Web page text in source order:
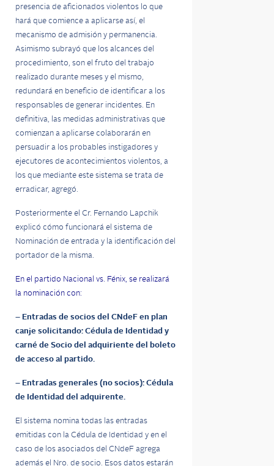
presencia de aficionados violentos lo que
hará que comience a aplicarse así, el
mecanismo de admisión y permanencia.
Asimismo subrayó que los alcances del
procedimiento, son el fruto del trabajo
realizado durante meses y el mismo,
redundará en beneficio de identificar a los
responsables de generar incidentes. En
definitiva, las medidas administrativas que
comienzan a aplicarse colaborarán en
persuadir a los probables instigadores y
ejecutores de acontecimientos violentos, a
los que mediante este sistema se trata de
erradicar, agregó.
Posteriormente el Cr. Fernando Lapchik
explicó cómo funcionará el sistema de
Nominación de entrada y la identificación del
portador de la misma.
En el partido Nacional vs. Fénix, se realizará
la nominación con:
– Entradas de socios del CNdeF en plan
canje solicitando: Cédula de Identidad y
carné de Socio del adquiriente del boleto
de acceso al partido.
– Entradas generales (no socios): Cédula
de Identidad del adquirente.
El sistema nomina todas las entradas
emitidas con la Cédula de Identidad y en el
caso de los asociados del CNdeF agrega
además el Nro. de socio. Esos datos estarán